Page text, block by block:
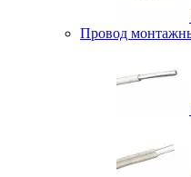
Провод